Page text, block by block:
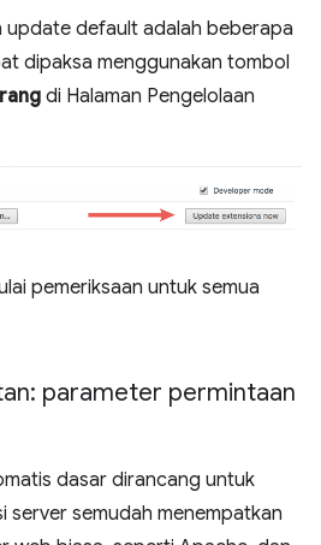
update default adalah beberapa
dipaksa menggunakan tombol
di Halaman Pengelolaan
pemeriksaan untuk semua
parameter permintaan
dasar dirancang untuk
server semudah menempatkan